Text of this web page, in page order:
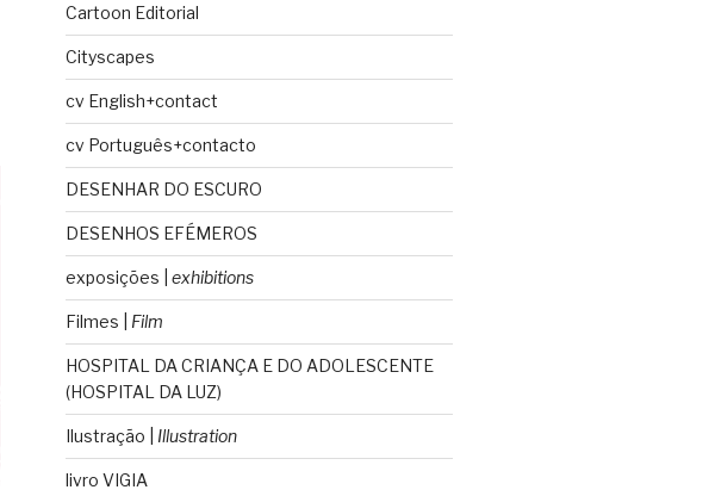
Cartoon Editorial
Cityscapes
cv English+contact
cv Português+contacto
DESENHAR DO ESCURO
DESENHOS EFÉMEROS
exposições | exhibitions
Filmes | Film
HOSPITAL DA CRIANÇA E DO ADOLESCENTE
(HOSPITAL DA LUZ)
Ilustração | Illustration
livro VIGIA